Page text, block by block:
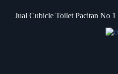
Jual Cubicle Toilet Pacitan No 1